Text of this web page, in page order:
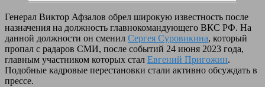
Генерал Виктор Афзалов обрел широкую известность после
назначения на должность главнокомандующего ВКС РФ. На
данной должности он сменил Сергея Суровикина, который
пропал с радаров СМИ, после событий 24 июня 2023 года,
главным участником которых стал Евгений Пригожин.
Подобные кадровые перестановки стали активно обсуждать в
прессе.